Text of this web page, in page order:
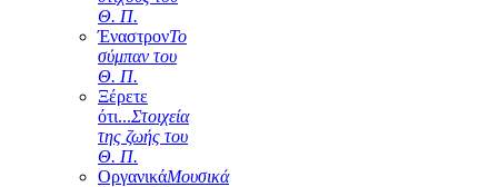
Θ. Π.
ΈναστρονΤο
σύμπαν του
Θ. Π.
Ξέρετε
ότι...Στοιχεία
της ζωής του
Θ. Π.
ΟργανικάΜουσικά